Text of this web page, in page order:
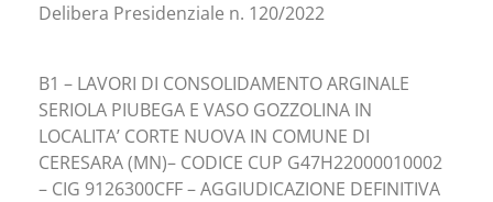
Delibera Presidenziale n. 120/2022
B1 – LAVORI DI CONSOLIDAMENTO ARGINALE
SERIOLA PIUBEGA E VASO GOZZOLINA IN
LOCALITA’ CORTE NUOVA IN COMUNE DI
CERESARA (MN)– CODICE CUP G47H22000010002
– CIG 9126300CFF – AGGIUDICAZIONE DEFINITIVA